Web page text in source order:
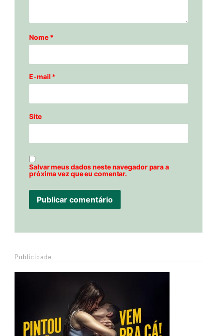
Nome *
E-mail *
Site
Salvar meus dados neste navegador para a
próxima vez que eu comentar.
Publicidade